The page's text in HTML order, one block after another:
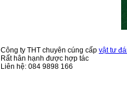
Công ty THT chuyên cúng cấp vật tư
Rất hân hạnh được hợp tác
Liên hệ: 084 9898 166